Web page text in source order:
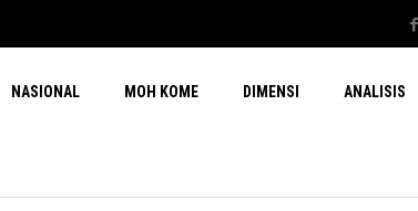
NASIONAL MOH KOME DIMENSI ANALISIS